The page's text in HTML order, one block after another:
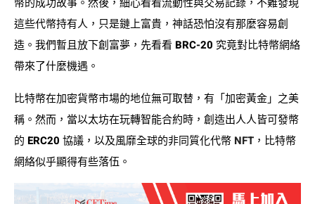
這些代幣持有人，只是鏈上富貴，神話恐怕沒有那麼容易創
造。我們暫且放下創富夢，先看看 BRC-20 究竟對比特幣網絡
帶來了什麼機遇。
比特幣在加密貨幣市場的地位無可取替，有「加密黃金」之美
稱。然而，當以太坊在玩轉智能合約時，創造出人人皆可發幣
的 ERC20 協議，以及風靡全球的非同質化代幣 NFT ，比特幣
網絡似乎顯得有些落伍。